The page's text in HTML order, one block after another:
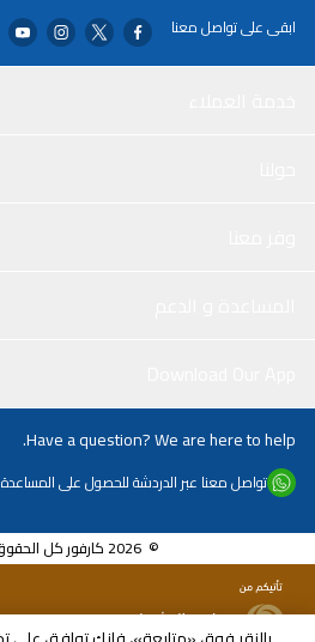
ابقى على تواصل معنا
Have a question? We are here to help.
تواصل معنا عبر الدردشة للحصول على المساعدة
© 2026 كارفور كل الحقوق محفوظة